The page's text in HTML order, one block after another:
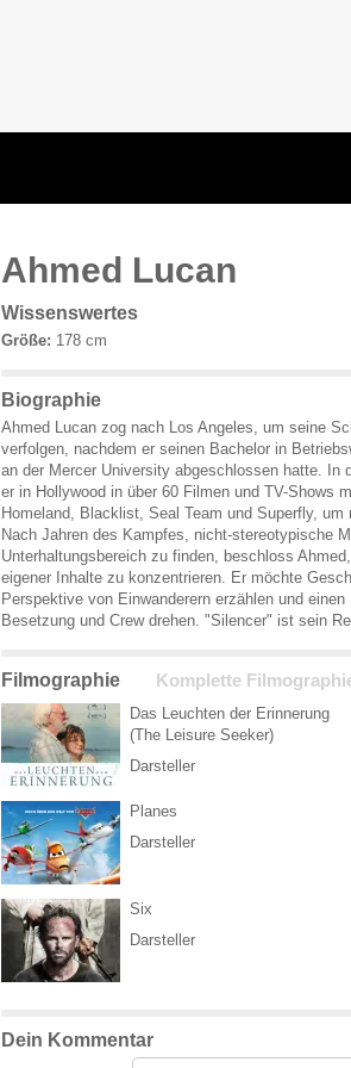
Ahmed Lucan
Wissenswertes
Größe: 178 cm
Biographie
Ahmed Lucan zog nach Los Angeles, um seine
verfolgen, nachdem er seinen Bachelor in
an der Mercer University abgeschlossen hatte. In
er in Hollywood in über 60 Filmen und TV-Shows
Homeland, Blacklist, Seal Team und Superfly, um
Nach Jahren des Kampfes, nicht-stereotypische
Unterhaltungsbereich zu finden, beschloss
eigener Inhalte zu konzentrieren. Er möchte
Perspektive von Einwanderern erzählen und
Besetzung und Crew drehen. "Silencer" ist sein
Filmographie Komplette
Das Leuchten der Erinnerung
(The Leisure Seeker)
Darsteller
Planes
Darsteller
Six
Darsteller
Dein Kommentar